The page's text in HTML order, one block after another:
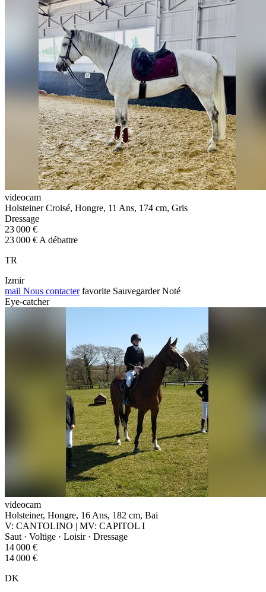
videocam
Holsteiner Croisé, Hongre, 11 Ans, 174 cm, Gris
Dressage
23 000 €
23 000 € A débattre
TR
Izmir
mail Nous contacter favorite Sauvegarder Noté
Eye-catcher
videocam
Holsteiner, Hongre, 16 Ans, 182 cm, Bai
V: CANTOLINO | MV: CAPITOL I
Saut · Voltige · Loisir · Dressage
14 000 €
14 000 €
DK